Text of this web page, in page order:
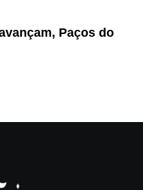
Paços do